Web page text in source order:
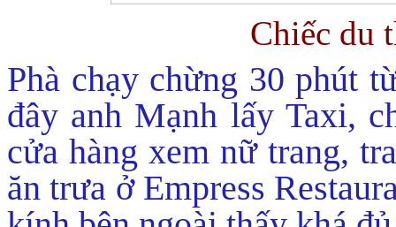
Chiếc du
Phà chạy chừng 30 phút
đây anh Mạnh lấy Taxi,
cửa hàng xem nữ trang,
ăn trưa ở Empress